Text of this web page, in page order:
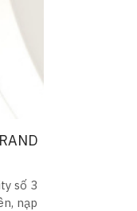
số 3
nạp